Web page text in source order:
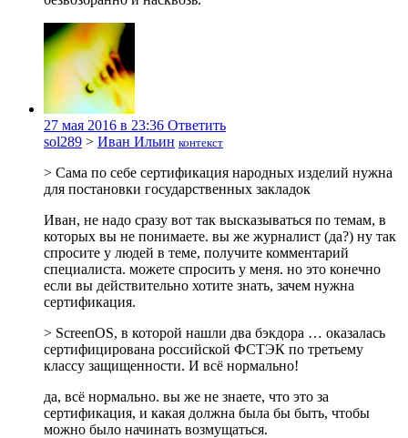
27 мая 2016 в 23:36 Ответить
sol289 > Иван Ильин контекст
> Сама по себе сертификация народных изделий нужна
для постановки государственных закладок
Иван, не надо сразу вот так высказываться по темам, в
которых вы не понимаете. вы же журналист (да?) ну так
спросите у людей в теме, получите комментарий
специалиста. можете спросить у меня. но это конечно
если вы действительно хотите знать, зачем нужна
сертификация.
> ScreenOS, в которой нашли два бэкдора … оказалась
сертифицирована российской ФСТЭК по третьему
классу защищенности. И всё нормально!
да, всё нормально. вы же не знаете, что это за
сертификация, и какая должна была бы быть, чтобы
можно было начинать возмущаться.